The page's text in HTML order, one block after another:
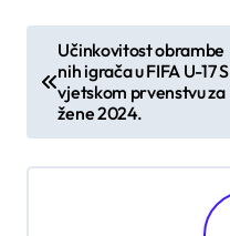
o
Učinkovitost obrambe
nih igrača u FIFA U-17 S
vjetskom prvenstvu za
žene 2024.